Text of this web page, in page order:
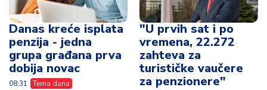
Danas kreće isplata
penzija - jedna
grupa građana prva
dobija novac
08:31 Tema dana
"U prvih sat i po
vremena, 22.272
zahteva za
turističke vaučere
za penzionere"